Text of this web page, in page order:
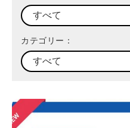
カテゴリー：